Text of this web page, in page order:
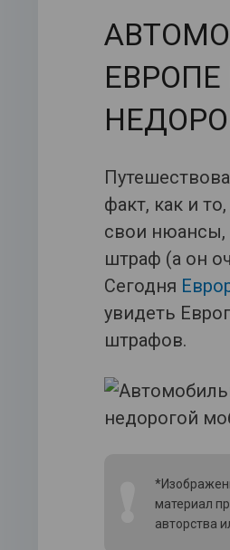
факт, как и
свои нюансы,
штраф (а он
Сегодня
увидеть
штрафов.
материал
авторства